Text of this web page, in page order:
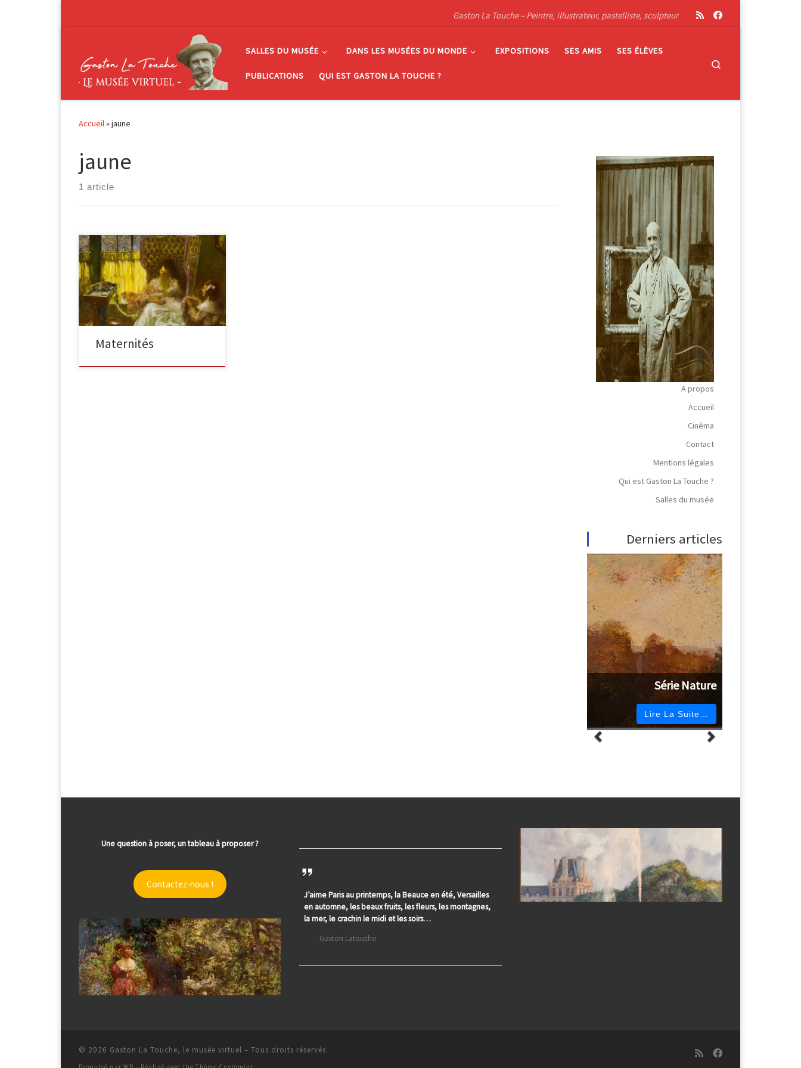
Gaston La Touche – Peintre, illustrateur, pastelliste, sculpteur
SALLES DU MUSÉE DANS LES MUSÉES DU MONDE EXPOSITIONS SES AMIS SES ÉLÈVES
PUBLICATIONS QUI EST GASTON LA TOUCHE ?
Accueil»jaune
jaune
1 article
Maternité 1910 ; huile sur panneau
bercé, signée en bas à gauche, 76 x
80cm Cette pièce est un magnifique
[…]
Maternités
A propos
Accueil
Cinéma
Contact
Mentions légales
Qui est Gaston La Touche ?
Salles du musée
Derniers articles
Série Nature
Lire La Suite…
Une question à poser, un tableau à proposer ?
Contactez-nous !
J’aime Paris au printemps, la Beauce en été, Versailles
en automne, les beaux fruits, les fleurs, les montagnes,
la mer, le crachin le midi et les soirs…
Gaston Latouche
© 2026 Gaston La Touche, le musée virtuel – Tous droits réservés